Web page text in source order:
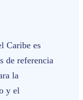
Caribe es
de referencia
la
y el